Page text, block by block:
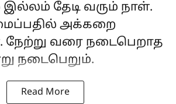
தேடி வரும் நாள்.
அக்கறை
நேற்று வரை நடைபெறாத
நடைபெறும்.
Read More